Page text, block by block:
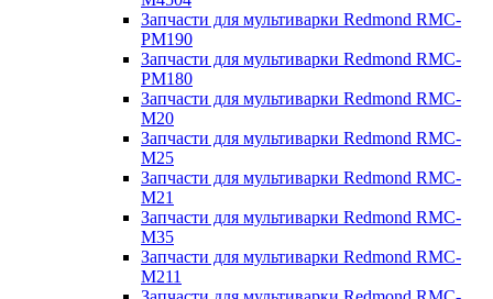
Запчасти для мультиварки Redmond RMC-
PM190
Запчасти для мультиварки Redmond RMC-
PM180
Запчасти для мультиварки Redmond RMC-
M20
Запчасти для мультиварки Redmond RMC-
M25
Запчасти для мультиварки Redmond RMC-
M21
Запчасти для мультиварки Redmond RMC-
M35
Запчасти для мультиварки Redmond RMC-
M211